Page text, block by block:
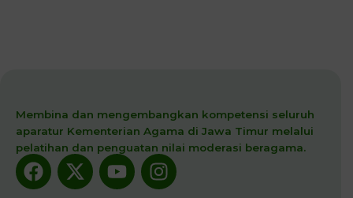
Membina dan mengembangkan kompetensi seluruh
aparatur Kementerian Agama di Jawa Timur melalui
pelatihan dan penguatan nilai moderasi beragama.
Facebook
X-
twitter
YoutubeInstagram